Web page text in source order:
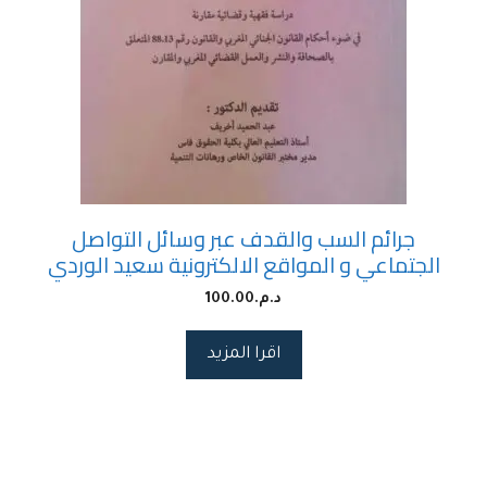
جرائم السب والقدف عبر وسائل التواصل
الجتماعي و المواقع الالكترونية سعيد الوردي
د.م.100.00
اقرا المزيد